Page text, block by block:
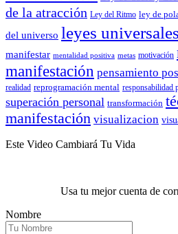
de la atracción Ley del Ritmo ley de
del universo leyes universales
manifestar mentalidad positiva metas motivación
manifestación pensamiento
realidad reprogramación mental responsabilidad
superación personal transformación
manifestación visualizacion
Este Video Cambiará Tu Vida
Usa tu mejor cuenta de
Nombre